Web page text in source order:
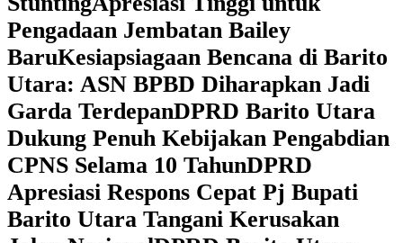
Pengadaan Jembatan Bailey
BaruKesiapsiagaan Bencana di Barito
Utara: ASN BPBD Diharapkan Jadi
Garda TerdepanDPRD Barito Utara
Dukung Penuh Kebijakan Pengabdian
CPNS Selama 10 TahunDPRD
Apresiasi Respons Cepat Pj Bupati
Barito Utara Tangani Kerusakan